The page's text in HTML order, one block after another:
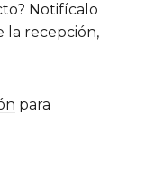
Notifícalo
la recepción,
para